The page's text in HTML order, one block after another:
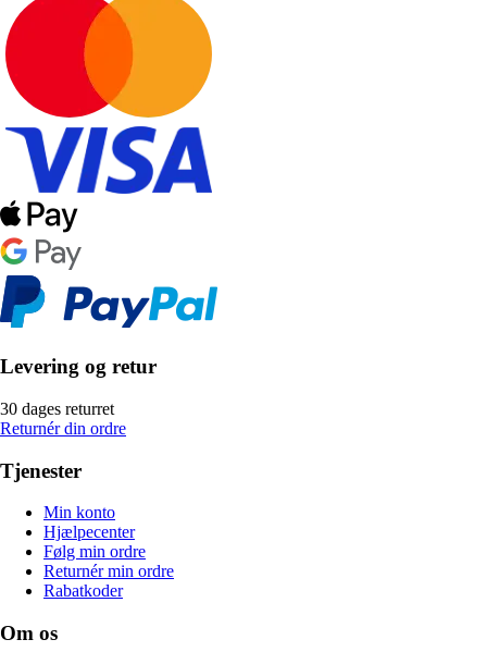
Levering og retur
30 dages returret
Returnér din ordre
Tjenester
Min konto
Hjælpecenter
Følg min ordre
Returnér min ordre
Rabatkoder
Om os